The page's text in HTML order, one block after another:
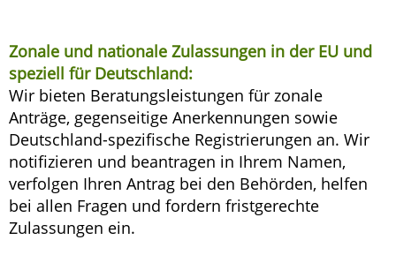
Zonale und nationale Zulassungen in der EU und
speziell für Deutschland:
Wir bieten Beratungsleistungen für zonale
Anträge, gegenseitige Anerkennungen sowie
Deutschland-spezifische Registrierungen an. Wir
notifizieren und beantragen in Ihrem Namen,
verfolgen Ihren Antrag bei den Behörden, helfen
bei allen Fragen und fordern fristgerechte
Zulassungen ein.